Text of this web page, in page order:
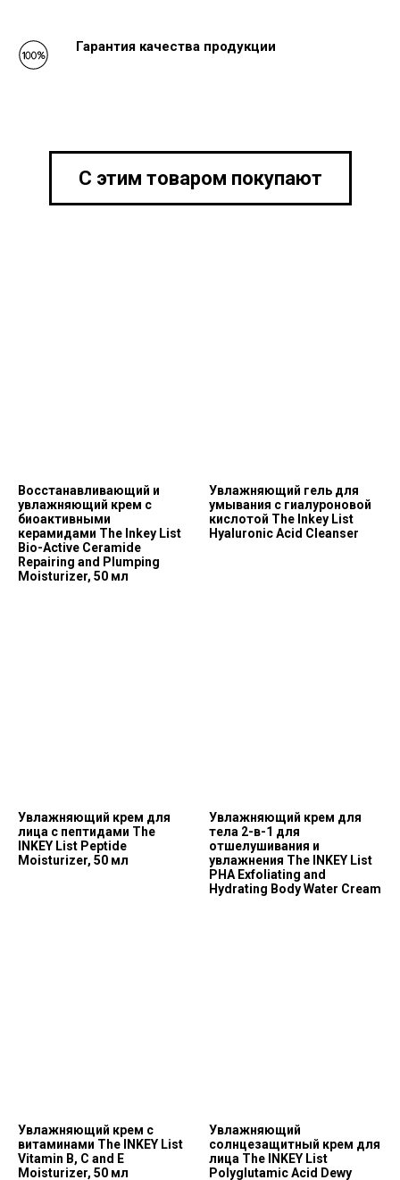
Гарантия качества продукции
С этим товаром покупают
Восстанавливающий и
увлажняющий крем с
биоактивными
керамидами The Inkey List
Bio-Active Ceramide
Repairing and Plumping
Moisturizer, 50 мл
Увлажняющий гель для
умывания с гиалуроновой
кислотой The Inkey List
Hyaluronic Acid Сleanser
Увлажняющий крем для
лица с пептидами The
INKEY List Peptide
Moisturizer, 50 мл
Увлажняющий крем для
тела 2-в-1 для
отшелушивания и
увлажнения The INKEY List
PHA Exfoliating and
Hydrating Body Water Cream
Увлажняющий крем с
витаминами The INKEY List
Vitamin B, C and E
Moisturizer, 50 мл
Увлажняющий
солнцезащитный крем для
лица The INKEY List
Polyglutamic Acid Dewy